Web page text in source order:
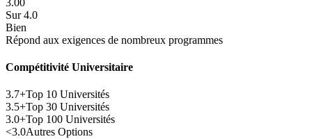
Sur4.0
Bien
Répond aux exigences de nombreux programmes
Compétitivité Universitaire
3.7+Top 10 Universités
3.5+Top 30 Universités
3.0+Top 100 Universités
<3.0Autres Options